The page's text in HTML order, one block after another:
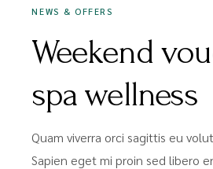
NEWS & OFFERS
Weekend
spa wellness
Quam viverra orci sagittis eu
Sapien eget mi proin sed libero